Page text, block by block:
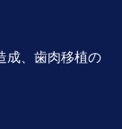
成、歯肉移植の